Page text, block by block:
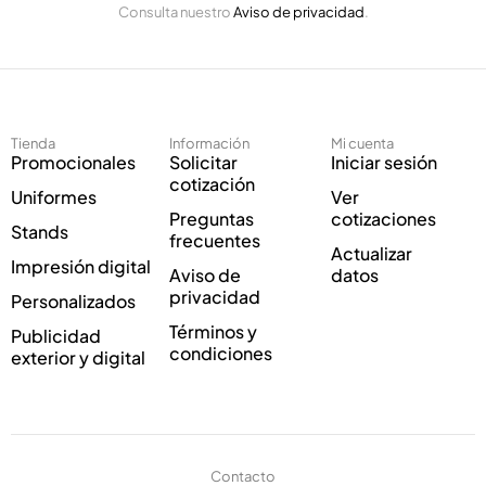
t
n
i
o
E
e
c
r
ó
c
c
n
i
c
o
*
Consulta nuestroAviso de privacidad.
Tienda
Promocionales
Uniformes
Stands
Impresión digital
Personalizados
Publicidad
exterior y digital
Información
Solicitar
cotización
Preguntas
frecuentes
Aviso de
privacidad
Términos y
condiciones
Mi cuenta
Iniciar sesión
Ver
cotizaciones
Actualizar
datos
Contacto